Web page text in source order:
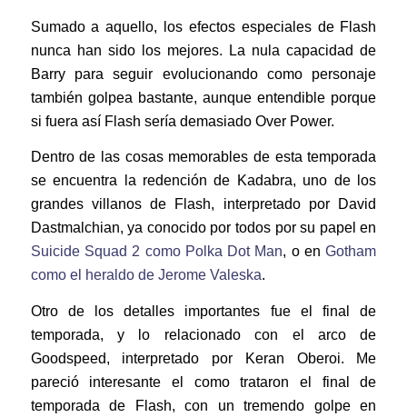
Sumado a aquello, los efectos especiales de Flash
nunca han sido los mejores. La nula capacidad de
Barry para seguir evolucionando como personaje
también golpea bastante, aunque entendible porque
si fuera así Flash sería demasiado Over Power.
Dentro de las cosas memorables de esta temporada
se encuentra la redención de Kadabra, uno de los
grandes villanos de Flash, interpretado por David
Dastmalchian, ya conocido por todos por su papel en
Suicide Squad 2 como Polka Dot Man, o enGotham
como el heraldo de Jerome Valeska.
Otro de los detalles importantes fue el final de
temporada, y lo relacionado con el arco de
Goodspeed, interpretado por Keran Oberoi. Me
pareció interesante el como trataron el final de
temporada de Flash, con un tremendo golpe en